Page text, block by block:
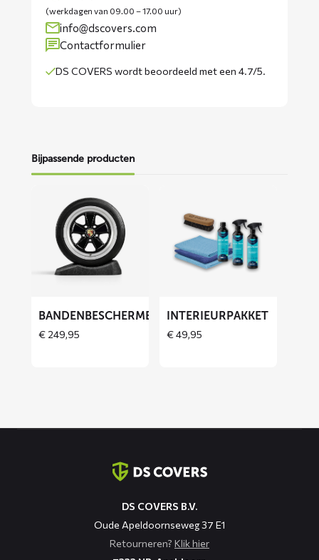
(werkdagen van 09.00 – 17.00 uur)
info@dscovers.com
Contactformulier
DS COVERS wordtbeoordeeld met een 4.7/5.
Bijpassende producten
Bandenbeschermers
BANDENBESCHERMERS
€ 249,95
Interieurpakket
INTERIEURPAKKET
€49,95
DS COVERS B.V.
Oude Apeldoornseweg 37 E1
Retourneren? Klik hier